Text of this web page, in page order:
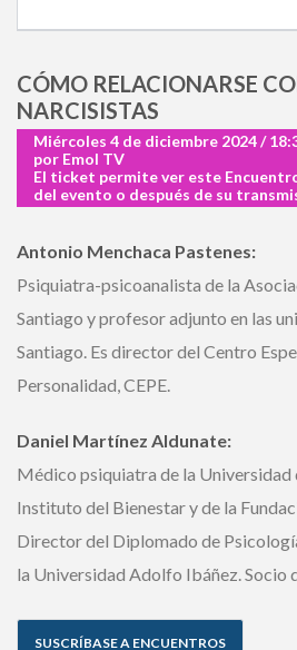
CÓMO RELACIONARSE
PERSONAS NARCISISTAS
Miércoles 4 de diciembre 2024 /
sólo por Emol TV
El ticket permite ver este
día del evento o después de su
Antonio Menchaca Pastenes:
Psiquiatra-psicoanalista de la
Santiago y profesor adjunto en las
de Santiago. Es director del Centro
Personalidad, CEPE.
Daniel Martínez Aldunate:
Médico psiquiatra de la Universidad
Instituto del Bienestar y de la
Director del Diplomado de
de la Universidad Adolfo Ibáñez.
SUSCRÍBASE A ENCUENTROS